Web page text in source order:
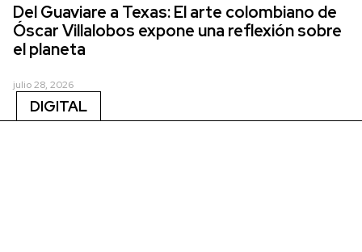
Del Guaviare a Texas: El arte colombiano de
Óscar Villalobos expone una reflexión sobre
el planeta
julio 28, 2026
DIGITAL